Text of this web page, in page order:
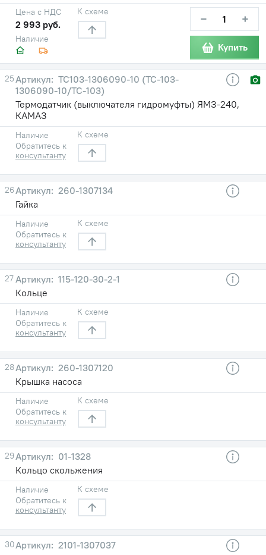
Наличие
Цена с НДС
2 993 руб.
К схеме − +
Купить
25
ТС103-1306090-10 (ТС-103-
1306090-10/ТС-103)
Термодатчик (выключателя гидромуфты) ЯМЗ-240,
КАМАЗ
Наличие
Обратитесь к
консультанту
К схеме
26
260-1307134
Гайка
Наличие
Обратитесь к
консультанту
К схеме
27
115-120-30-2-1
Кольце
Наличие
Обратитесь к
консультанту
К схеме
28
260-1307120
Крышка насоса
Наличие
Обратитесь к
консультанту
К схеме
29
01-1328
Кольцо скольжения
Наличие
Обратитесь к
консультанту
К схеме
30
2101-1307037